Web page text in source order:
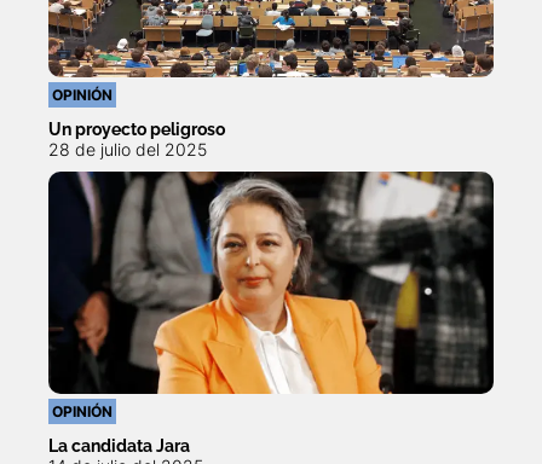
OPINIÓN
Un proyecto peligroso
28 de julio del 2025
OPINIÓN
La candidata Jara